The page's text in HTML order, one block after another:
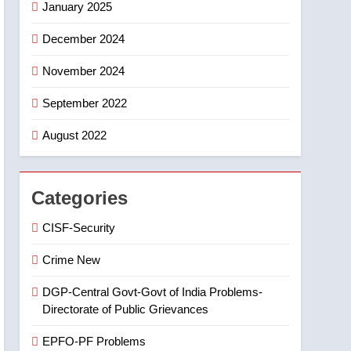
8
January 2025
December 2024
November 2024
September 2022
August 2022
Categories
CISF-Security
Crime New
DGP-Central Govt-Govt of India Problems-
Directorate of Public Grievances
EPFO-PF Problems